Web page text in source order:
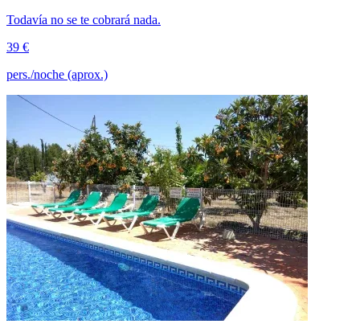
Todavía no se te cobrará nada.
39 €
pers./noche (aprox.)